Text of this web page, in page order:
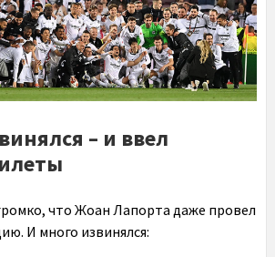
– и ввел
что Жоан Лапорта даже провел
И много извинялся: